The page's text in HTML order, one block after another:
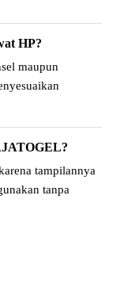
HP?
maupun
tampilannya
tanpa